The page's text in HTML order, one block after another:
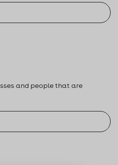
and people that are